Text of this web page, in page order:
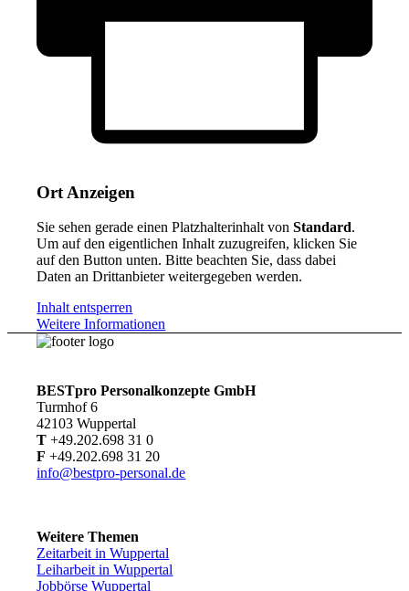
Ort Anzeigen
Sie sehen gerade einen Platzhalterinhalt vonStandard.
Um auf den eigentlichen Inhalt zuzugreifen, klicken Sie
auf den Button unten. Bitte beachten Sie, dass dabei
Daten an Drittanbieter weitergegeben werden.
Inhalt entsperren
Weitere Informationen
BESTpro Personalkonzepte GmbH
Turmhof 6
42103 Wuppertal
T +49.202.698 31 0
F +49.202.698 31 20
info@bestpro-personal.de
Weitere Themen
Zeitarbeit in Wuppertal
Leiharbeit in Wuppertal
Jobbörse Wuppertal